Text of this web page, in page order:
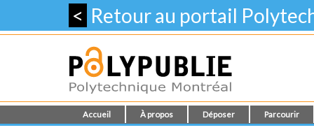
< Retour au portail
Accueil À propos Déposer Parcourir